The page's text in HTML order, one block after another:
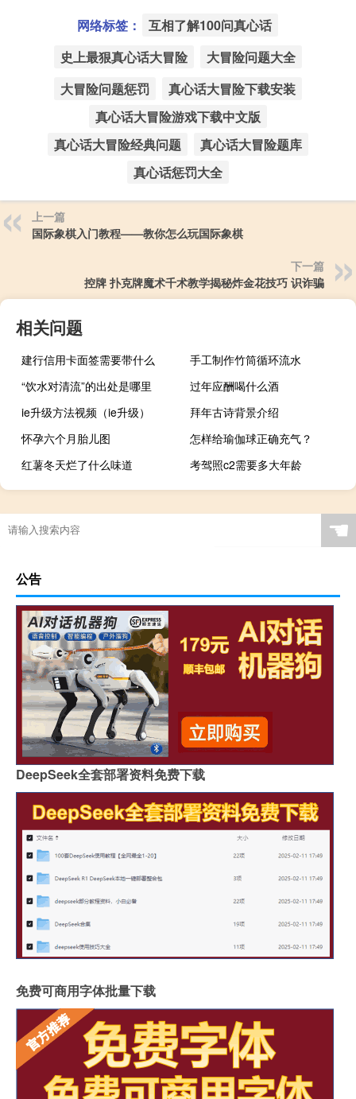
网络标签：
互相了解100问真心话
史上最狠真心话大冒险
大冒险问题大全
大冒险问题惩罚
真心话大冒险下载安装
真心话大冒险游戏下载中文版
真心话大冒险经典问题
真心话大冒险题库
真心话惩罚大全
上一篇
国际象棋入门教程——教你怎么玩国际象棋
下一篇
控牌 扑克牌魔术千术教学揭秘炸金花技巧 识诈骗
相关问题
建行信用卡面签需要带什么
手工制作竹筒循环流水
“饮水对清流”的出处是哪里
过年应酬喝什么酒
ie升级方法视频（ie升级）
拜年古诗背景介绍
怀孕六个月胎儿图
怎样给瑜伽球正确充气？
红薯冬天烂了什么味道
考驾照c2需要多大年龄
☚
公告
DeepSeek全套部署资料免费下载
免费可商用字体批量下载